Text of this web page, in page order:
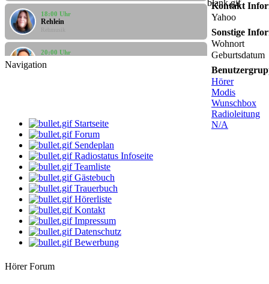
Rehlein
Rehmusik
Apanatschi
12:00 Uhr
StarClub
Oldies von Oldie
14:00 Uhr
-Geli-
Freitag schönes Wochenende
16:00 Uhr
Bernie
Villa Kunterbunt
18:00 Uhr
Rehlein
Navigation
Startseite
Forum
Sendeplan
Radiostatus Infoseite
Teamliste
Gästebuch
Trauerbuch
Hörerliste
Kontakt
Impressum
Datenschutz
Bewerbung
Hörer Forum
Kontakt
Yahoo
Sonstige
Wohnort
Geburtsdatum
Hörer
Modis
Wunschbox
Radioleitung
N/A